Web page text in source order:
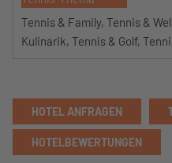
Tennis & Family, Tennis &
Kulinarik, Tennis & Golf,
HOTEL ANFRAGEN
HOTELBEWERTUNGEN